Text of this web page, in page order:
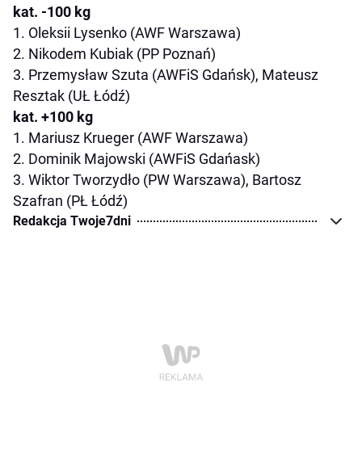
kat. -100 kg
1. Oleksii Lysenko (AWF Warszawa)
2. Nikodem Kubiak (PP Poznań)
3. Przemysław Szuta (AWFiS Gdańsk), Mateusz
Resztak (UŁ Łódź)
kat. +100 kg
1. Mariusz Krueger (AWF Warszawa)
2. Dominik Majowski (AWFiS Gdańask)
3. Wiktor Tworzydło (PW Warszawa), Bartosz
Szafran (PŁ Łódź)
Redakcja Twoje7dni